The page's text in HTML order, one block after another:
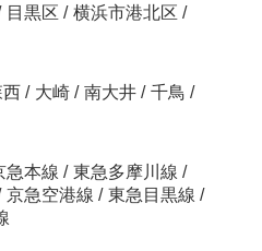
目黒区 / 横浜市港北区 /
西 / 大崎 / 南大井 / 千鳥 /
急本線 / 東急多摩川線 /
京急空港線 / 東急目黒線 /